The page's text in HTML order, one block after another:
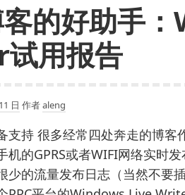
的好助手
用报告
日 作者aleng
支持 很多经常四处奔走的博
机的GPRS或者WIFI网络实时
少的流量发布日志（当然不要